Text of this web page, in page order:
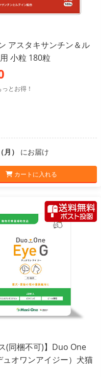
アスタキサンチン＆ル
小粒 180粒
とお得！
） にお届け
カートに入れる
(同梱不可)】Duo One
ュオワンアイジー）犬猫